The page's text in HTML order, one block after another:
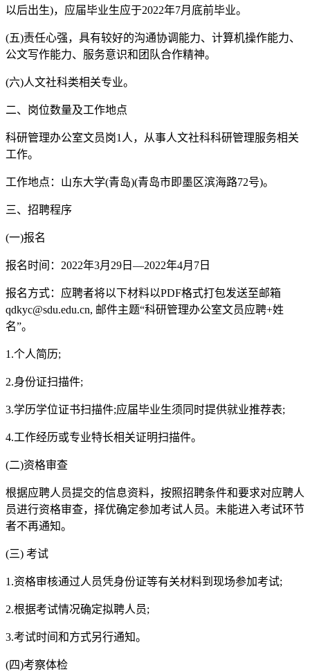
以后出生)，应届毕业生应于2022年7月底前毕业。
(五)责任心强，具有较好的沟通协调能力、计算机操作能力、
公文写作能力、服务意识和团队合作精神。
(六)人文社科类相关专业。
二、岗位数量及工作地点
科研管理办公室文员岗1人，从事人文社科科研管理服务相关
工作。
工作地点：山东大学(青岛)(青岛市即墨区滨海路72号)。
三、招聘程序
(一)报名
报名时间：2022年3月29日—2022年4月7日
报名方式：应聘者将以下材料以PDF格式打包发送至邮箱
qdkyc@sdu.edu.cn, 邮件主题“科研管理办公室文员应聘+姓
名”。
1.个人简历;
2.身份证扫描件;
3.学历学位证书扫描件;应届毕业生须同时提供就业推荐表;
4.工作经历或专业特长相关证明扫描件。
(二)资格审查
根据应聘人员提交的信息资料，按照招聘条件和要求对应聘人
员进行资格审查，择优确定参加考试人员。未能进入考试环节
者不再通知。
(三) 考试
1.资格审核通过人员凭身份证等有关材料到现场参加考试;
2.根据考试情况确定拟聘人员;
3.考试时间和方式另行通知。
(四)考察体检